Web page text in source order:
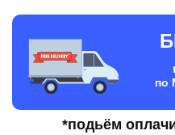
по
*подьём